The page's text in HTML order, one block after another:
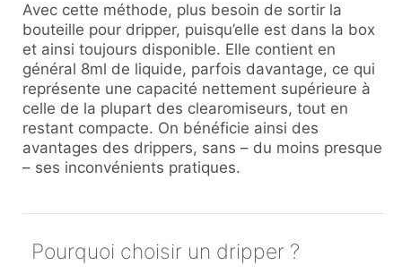
Avec cette méthode, plus besoin de sortir la
bouteille pour dripper, puisqu’elle est dans la box
et ainsi toujours disponible. Elle contient en
général 8ml de liquide, parfois davantage, ce qui
représente une capacité nettement supérieure à
celle de la plupart des clearomiseurs, tout en
restant compacte. On bénéficie ainsi des
avantages des drippers, sans – du moins presque
– ses inconvénients pratiques.
Pourquoi choisir un dripper ?